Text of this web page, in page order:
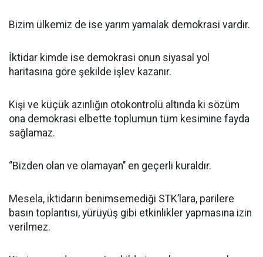
Bizim ülkemiz de ise yarım yamalak demokrasi vardır.
İktidar kimde ise demokrasi onun siyasal yol
haritasına göre şekilde işlev kazanır.
Kişi ve küçük azınlığın otokontrolü altında ki sözüm
ona demokrasi elbette toplumun tüm kesimine fayda
sağlamaz.
‘’Bizden olan ve olamayan’’ en geçerli kuraldır.
Mesela, iktidarın benimsemediği STK’lara, parilere
basın toplantısı, yürüyüş gibi etkinlikler yapmasına izin
verilmez.